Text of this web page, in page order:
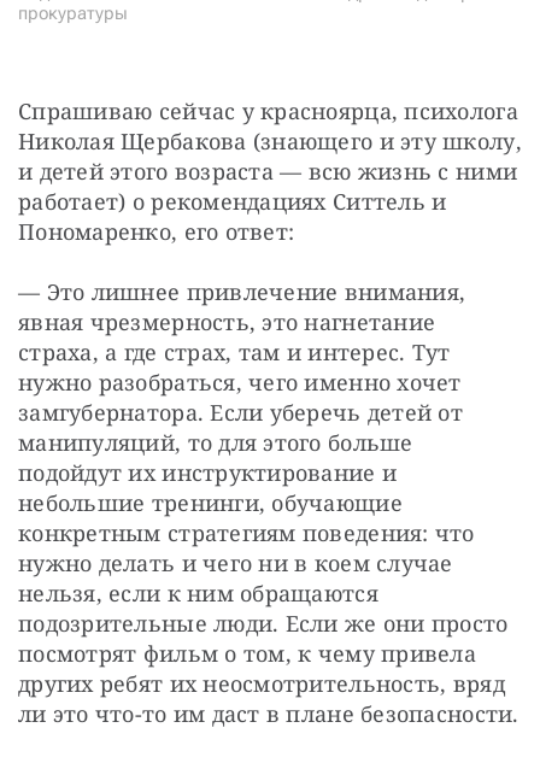
прокуратуры
Спрашиваю сейчас у красноярца, психолога
Николая Щербакова (знающего и эту школу,
и детей этого возраста — всю жизнь с ними
работает) о рекомендациях Ситтель и
Пономаренко, его ответ:
— Это лишнее привлечение внимания,
явная чрезмерность, это нагнетание
страха, а где страх, там и интерес. Тут
нужно разобраться, чего именно хочет
замгубернатора. Если уберечь детей от
манипуляций, то для этого больше
подойдут их инструктирование и
небольшие тренинги, обучающие
конкретным стратегиям поведения: что
нужно делать и чего ни в коем случае
нельзя, если к ним обращаются
подозрительные люди. Если же они просто
посмотрят фильм о том, к чему привела
других ребят их неосмотрительность, вряд
ли это что-то им даст в плане безопасности.